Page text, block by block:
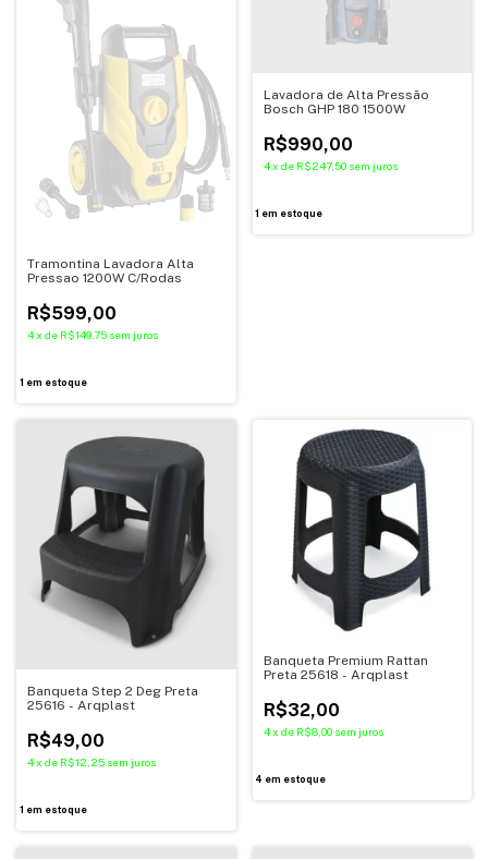
Tramontina Lavadora Alta
Pressao 1200W C/Rodas
R$599,00
4x de R$149,75 sem juros
1 em estoque
Lavadora de Alta Pressão
Bosch GHP 180 1500W
R$990,00
4 x de R$247,50 sem juros
1 em estoque
Banqueta Step 2 Deg Preta
25616 - Arqplast
R$49,00
4x de R$12,25 sem juros
1 em estoque
Banqueta Premium Rattan
Preta 25618 - Arqplast
R$32,00
4 x de R$8,00 sem juros
4 em estoque